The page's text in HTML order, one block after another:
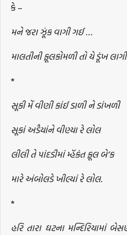
કે –
મને જરા ઝૂંક વાગી ગઈ …
માલતીની ફૂલકોમળી તો યે ડૂંખ
*
સૂકી મેં વીણી કાંઈ ડાળી ને ડાંખળી
સૂકાં અડૈયાંને વીણ્યા રે લોલ
લીલી તે પાંદડીમાં મ્હૅકંત ફૂલ બે’ક
મારે અંબોલડે ખીલ્યાં રે લોલ.
*
હરિ તારા ઘટના મન્દિરિયામાં